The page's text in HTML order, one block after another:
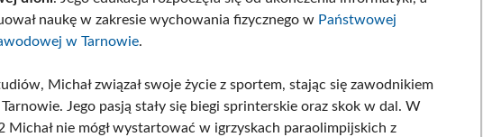
naukę w zakresie wychowania fizycznego w Państwowej
w Tarnowie.
Michał związał swoje życie z sportem, stając się zawodnikiem
Jego pasją stały się biegi sprinterskie oraz skok w dal. W
Michał nie mógł wystartować w igrzyskach paraolimpijskich z